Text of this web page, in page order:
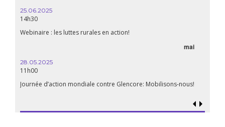
25.06.2025
14h30
Webinaire : les luttes rurales en action!
mai
28.05.2025
11h00
Journée d’action mondiale contre Glencore: Mobilisons-nous!